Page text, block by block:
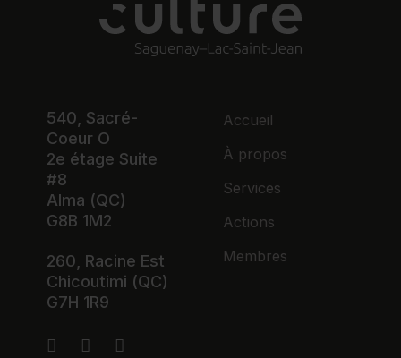
540, Sacré-
Coeur O
2e étage Suite
#8
Alma (QC)
G8B 1M2
260, Racine Est
Chicoutimi (QC)
G7H 1R9
Accueil
À propos
Services
Actions
Membres